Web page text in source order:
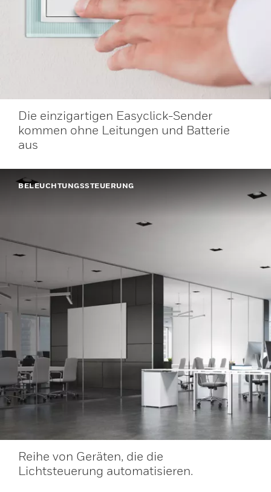
Die einzigartigen Easyclick-Sender
kommen ohne Leitungen und Batterie
aus
BELEUCHTUNGSSTEUERUNG
Reihe von Geräten, die die
Lichtsteuerung automatisieren.